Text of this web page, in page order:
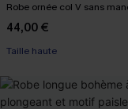
Robe ornée col V sans
44,00 €
Taille haute